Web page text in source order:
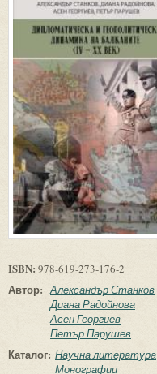
ISBN: 978-619-273-176-2
Автор: Александър Станков
Диана Радойнова
Асен Георгиев
Петър Парушев
Каталог: Научна литература
Монографии